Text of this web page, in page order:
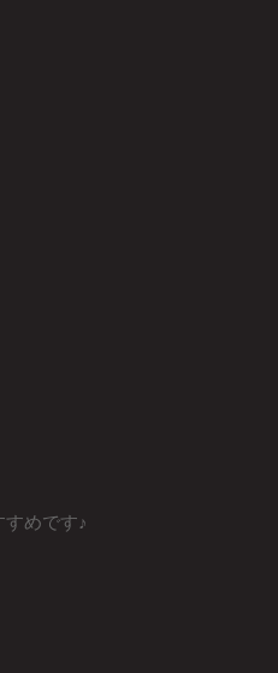
めです♪